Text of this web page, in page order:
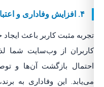
۴. افزایش وفاداری و اعتبار برند
تجربه مثبت کاربر باعث
کاربران از وب‌سایت شما
احتمال بازگشت آن‌ها و
می‌یابد. این وفاداری به